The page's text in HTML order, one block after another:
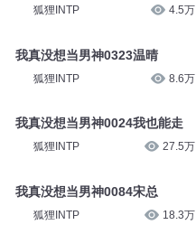
狐狸INTP 4.5万
我真没想当男神0323温晴
狐狸INTP 8.6万
我真没想当男神0024我也能走
狐狸INTP 27.5万
我真没想当男神0084宋总
狐狸INTP 18.3万